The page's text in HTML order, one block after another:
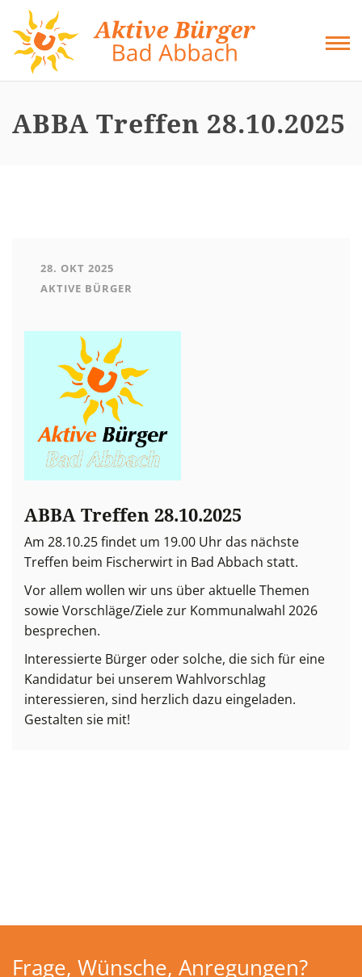
Direkt
zum
Inhalt
ABBA Treffen 28.10.2025
28. OKT 2025
AKTIVE BÜRGER
ABBA Treffen 28.10.2025
Am 28.10.25 findet um 19.00 Uhr das nächste
Treffen beim Fischerwirt in Bad Abbach statt.
Vor allem wollen wir uns über aktuelle Themen
sowie Vorschläge/Ziele zur Kommunalwahl 2026
besprechen.
Interessierte Bürger oder solche, die sich für eine
Kandidatur bei unserem Wahlvorschlag
interessieren, sind herzlich dazu eingeladen.
Gestalten sie mit!
Frage, Wünsche, Anregungen?